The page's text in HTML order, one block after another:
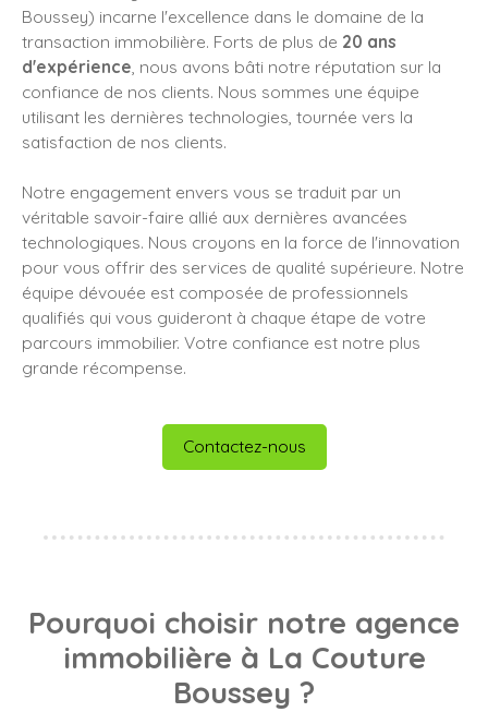
Boussey) incarne l'excellence dans le domaine de la
transaction immobilière. Forts de plus de 20 ans
d'expérience , nous avons bâti notre réputation sur la
confiance de nos clients. Nous sommes une équipe
utilisant les dernières technologies, tournée vers la
satisfaction de nos clients.
Notre engagement envers vous se traduit par un
véritable savoir-faire allié aux dernières avancées
technologiques. Nous croyons en la force de l'innovation
pour vous offrir des services de qualité supérieure. Notre
équipe dévouée est composée de professionnels
qualifiés qui vous guideront à chaque étape de votre
parcours immobilier. Votre confiance est notre plus
grande récompense.
Contactez-nous
Pourquoi choisir notre agence
immobilière à La Couture
Boussey ?